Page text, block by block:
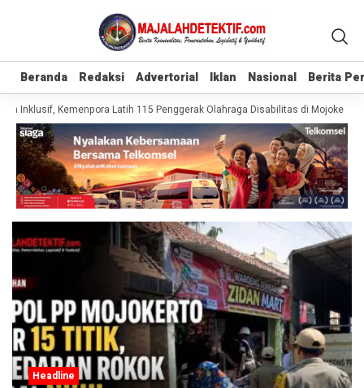
Beranda Redaksi Advertorial Iklan Nasional Berita
Beranda Redaksi Advertorial Iklan Nasional Berita
Inklusif, Kemenpora Latih 115 Penggerak Olahraga Disabilitas di Mojokerto
Headline